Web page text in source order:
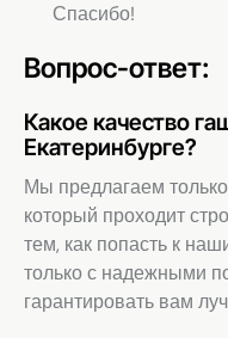
Спасибо!
Вопрос-ответ:
Какое качество
Екатеринбурге?
Мы предлагаем
который проходит
тем, как попасть к
только с надежными
гарантировать вам